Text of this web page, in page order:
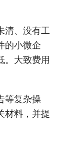
清、没有工
的小微企
。大致费用
等复杂操
材料，并提